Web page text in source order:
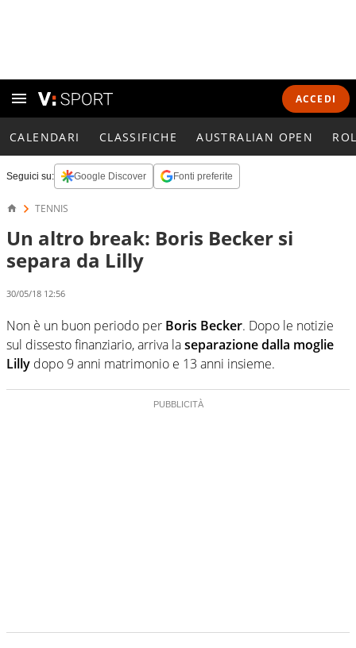
ACCEDI
CALENDARI CLASSIFICHE AUSTRALIAN OPEN
Seguici su: Google Discover Fonti preferite
TENNIS
Un altro break: Boris Becker si
separa da Lilly
30/05/18 12:56
Non è un buon periodo per Boris Becker. Dopo le notizie
sul dissesto finanziario, arriva laseparazione dalla moglie
Lilly dopo 9 anni matrimonio e 13 anni insieme.